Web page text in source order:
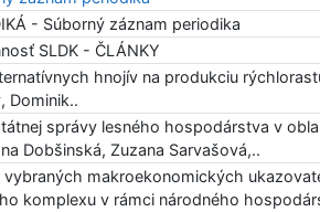
- Súborný záznam periodika
SLDK - ČLÁNKY
hnojív na produkciu
Dominik..
správy lesného hospodárstva v
Dobšinská, Zuzana Sarvašová,..
vybraných makroekonomických
komplexu v rámci národného